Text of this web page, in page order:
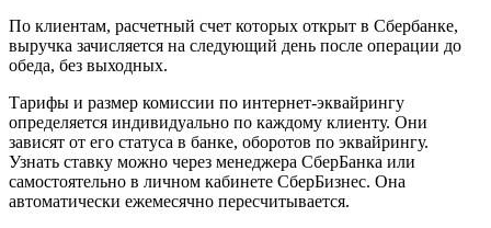
По клиентам, расчетный счет которых открыт в Сбербанке,
выручка зачисляется на следующий день после операции до
обеда, без выходных.
Тарифы и размер комиссии по интернет-эквайрингу
определяется индивидуально по каждому клиенту. Они
зависят от его статуса в банке, оборотов по эквайрингу.
Узнать ставку можно через менеджера СберБанка или
самостоятельно в личном кабинете СберБизнес. Она
автоматически ежемесячно пересчитывается.